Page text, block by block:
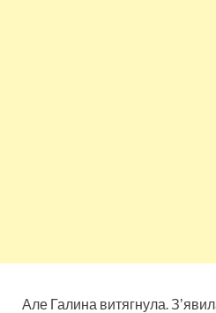
Але Галина витягнула.